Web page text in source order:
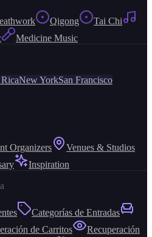
Qigong
Tai Chi
Medicine Music
New YorkSan Francisco
Organizers
Venues & Studios
Inspiration
Categorías de Entradas
de Carritos
Recuperación